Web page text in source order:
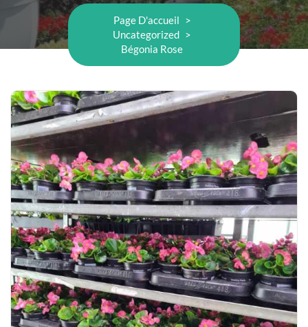
Page D'accueil >
Uncategorized >
Bégonia Rose